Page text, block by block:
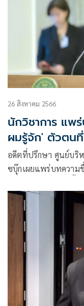
26 สิงหาคม 2566
นักวิชาการ แพ
ผมรู้จัก' ตัวตน
อดีตที่ปรึกษา ศูนย์บริ
ซบุ๊กเผยแพร่บทความ